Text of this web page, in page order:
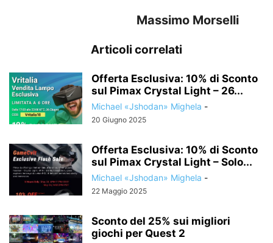
Massimo Morselli
Articoli correlati
Offerta Esclusiva: 10% di Sconto
sul Pimax Crystal Light – 26...
Michael «Jshodan» Mighela -
20 Giugno 2025
Offerta Esclusiva: 10% di Sconto
sul Pimax Crystal Light – Solo...
Michael «Jshodan» Mighela -
22 Maggio 2025
Sconto del 25% sui migliori
giochi per Quest 2